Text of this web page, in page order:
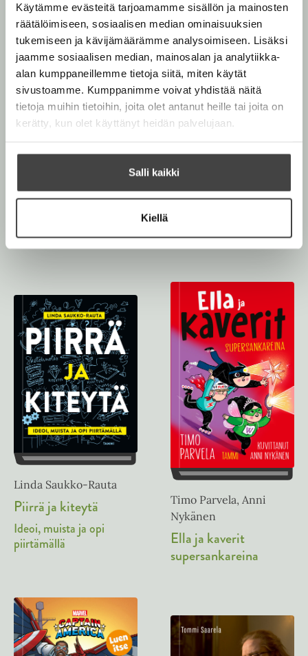
Käytämme evästeitä tarjoamamme sisällön ja mainosten
räätälöimiseen, sosiaalisen median ominaisuuksien
tukemiseen ja kävijämäärämme analysoimiseen. Lisäksi
jaamme sosiaalisen median, mainosalan ja analytiikka-
alan kumppaneillemme tietoja siitä, miten käytät
sivustoamme. Kumppanimme voivat yhdistää näitä
tietoja muihin tietoihin, joita olet antanut heille tai joita on
kerätty, kun olet käyttänyt heidän palvelujaan.
Salli kaikki
Kiellä
Richard Scarry
Uudistettu laitos
Eedenistä itään
Linda Saukko-Rauta
Piirrä ja kiteytä
Ideoi, muista ja opi
piirtämällä
Timo Parvela, Anni
Nykänen
Ella ja kaverit
supersankareina